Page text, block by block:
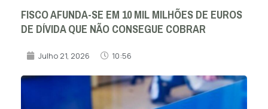
FISCO AFUNDA-SE EM 10 MIL MILHÕES DE EUROS
DE DÍVIDA QUE NÃO CONSEGUE COBRAR
Julho 21, 2026 10:56